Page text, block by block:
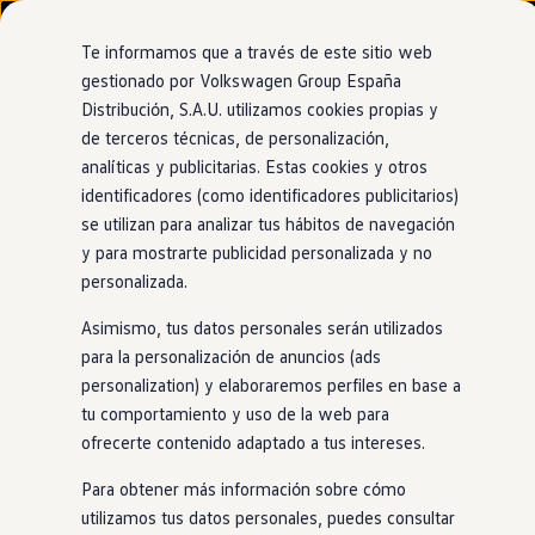
Ir
directamente
al contenido
Ir
directamente
al pie de
página
Nuevo ID. Cross
Vehículos Comerciales
Compra y ofertas
Volkswagen nuevo en stock
Volkswagen de ocasión
Financiación
My Renting
My Way
Seguros
Empresas
Autoescuelas
Eléctricos e híbridos
Más sobre híbridos
Plan Auto +
Etiquetas DGT
Simulador de autonomía, carga y ahorro
Carga y autonomía
Soluciones de carga
Tarifas de carga
Carga en casa
Modos de carga
Concesionario oficial de Volkswagen
Autopodium Sant Feliu De
Guixols
Te informamos que a través de este sitio web
gestionado por Volkswagen Group España
Distribución, S.A.U. utilizamos cookies propias y
de terceros técnicas, de personalización,
analíticas y publicitarias. Estas cookies y otros
identificadores (como identificadores publicitarios)
se utilizan para analizar tus hábitos de navegación
y para mostrarte publicidad personalizada y no
personalizada.
Asimismo, tus datos personales serán utilizados
para la personalización de anuncios (ads
personalization) y elaboraremos perfiles en base a
tu comportamiento y uso de la web para
ofrecerte contenido adaptado a tus intereses.
Para obtener más información sobre cómo
utilizamos tus datos personales, puedes consultar